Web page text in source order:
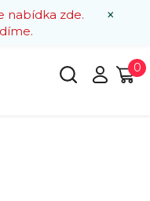
×
nabídka zde.
0